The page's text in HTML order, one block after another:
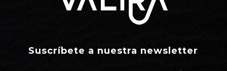
Suscríbete a nuestra newsletter